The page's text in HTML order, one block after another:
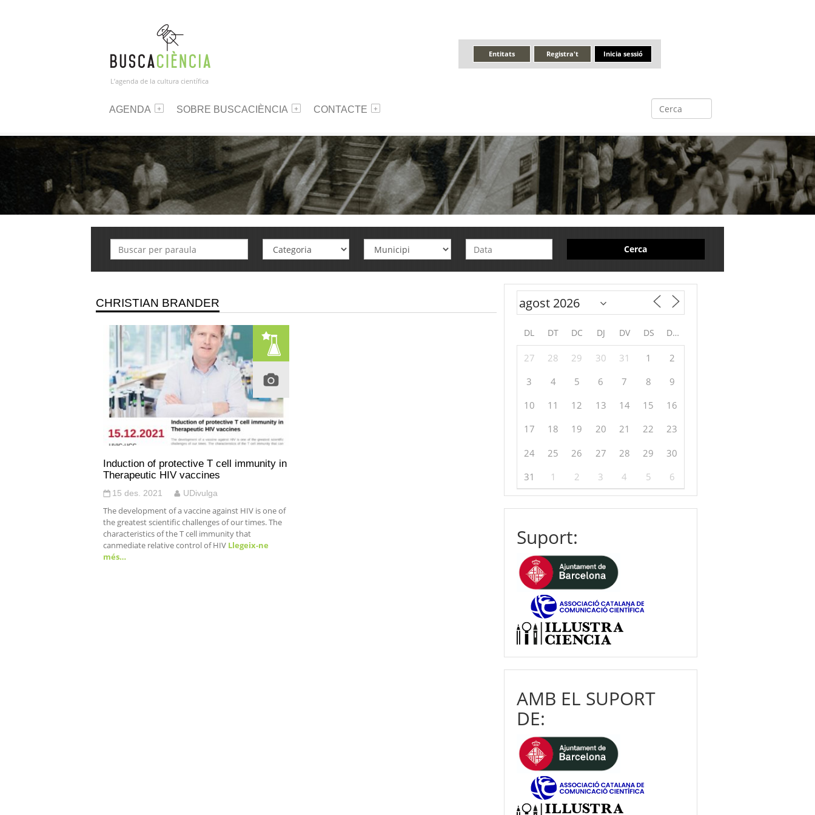
L’agenda de la cultura científica
Inicia sessió
Registra't
Entitats
AGENDA SOBRE BUSCACIÈNCIA CONTACTE
Cerca
CHRISTIAN BRANDER
Induction of protective T cell immunity in
Therapeutic HIV vaccines
15 des. 2021 UDivulga
The development of a vaccine against HIV is one of
the greatest scientific challenges of our times. The
characteristics of the T cell immunity that
canmediate relative control of HIV Llegeix-ne
més…
DL DT DC DJ DV DS DG
27 28 29 30 31 1
2
3
4 5 6 7 8
9
10
11 12 13 14 15
16
17
18 19 20 21 22
23
24
25 26 27 28 29
30
31
1 2 3 4 5 6
Suport:
AMB EL SUPORT
DE: